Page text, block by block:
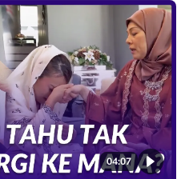
04:07